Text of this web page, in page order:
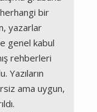
bir
yazarlar
genel kabul
rehberleri
Yazıların
ama uygun,